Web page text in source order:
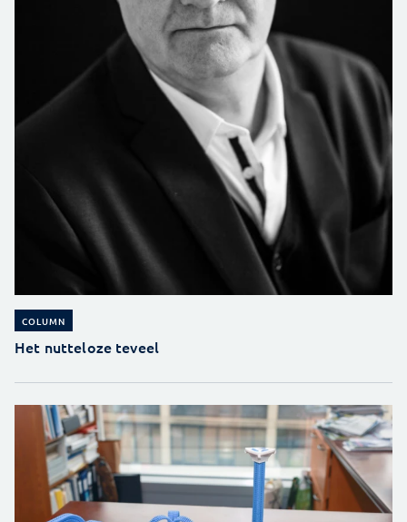
COLUMN
Het nutteloze teveel